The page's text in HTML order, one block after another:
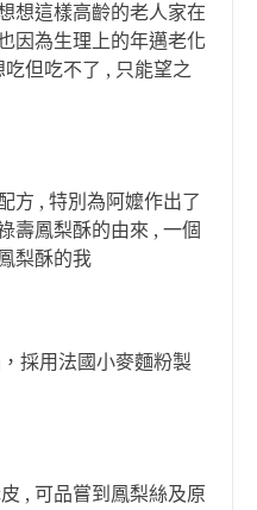
想這樣高齡的老人家在
因為生理上的年邁老化
但吃不了 , 只能望之
方 , 特別為阿嬤作出了
壽鳳梨酥的由來 , 一個
梨酥的我
採用法國小麥麵粉製
, 可品嘗到鳳梨絲及原